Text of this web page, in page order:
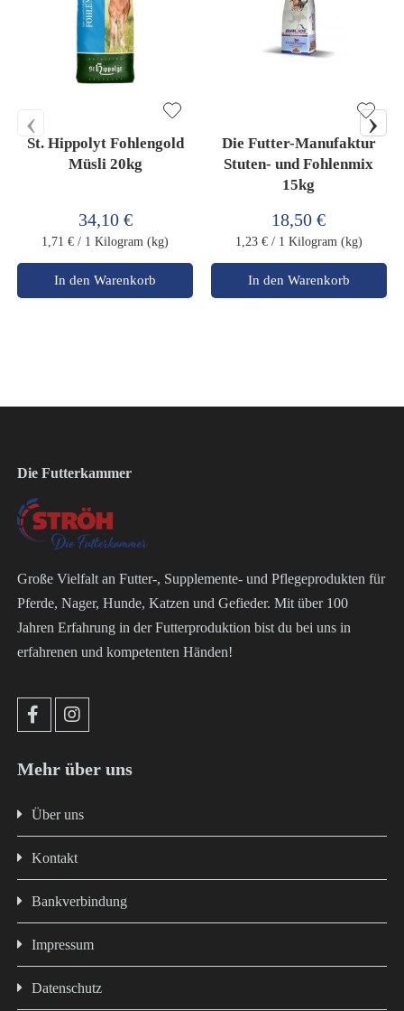
St. Hippolyt Fohlengold
Müsli 20kg
34,10 €
1,71 € / 1 Kilogram (kg)
In den Warenkorb
Die Futter-Manufaktur
Stuten- und Fohlenmix
15kg
18,50 €
1,23 € / 1 Kilogram (kg)
In den Warenkorb
‹ ›
Die Futterkammer
Große Vielfalt an Futter-, Supplemente- und Pflegeprodukten für
Pferde, Nager, Hunde, Katzen und Gefieder. Mit über 100
Jahren Erfahrung in der Futterproduktion bist du bei uns in
erfahrenen und kompetenten Händen!
Mehr über uns
Über uns
Kontakt
Bankverbindung
Impressum
Datenschutz